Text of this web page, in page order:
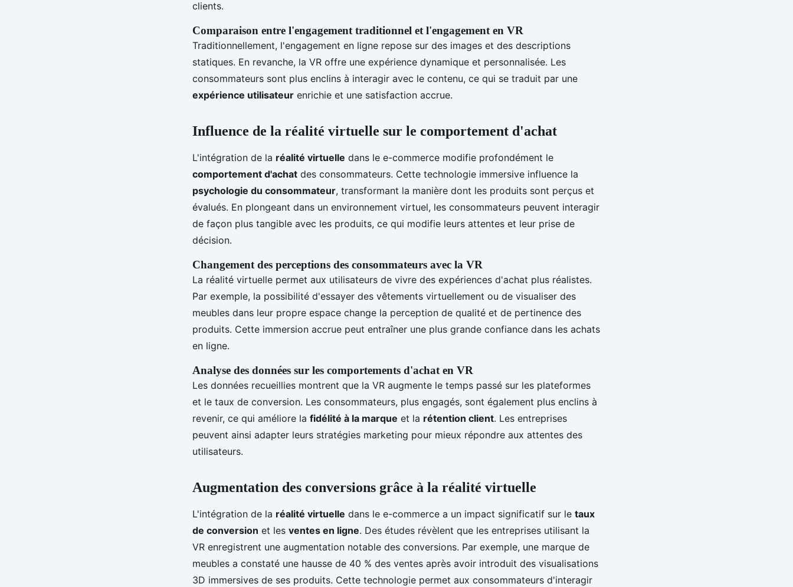
clients.
Comparaison entre l'engagement traditionnel et l'engagement en VR
Traditionnellement, l'engagement en ligne repose sur des images et des descriptions
statiques. En revanche, la VR offre une expérience dynamique et personnalisée. Les
consommateurs sont plus enclins à interagir avec le contenu, ce qui se traduit par une
expérience utilisateur enrichie et une satisfaction accrue.
Influence de la réalité virtuelle sur le comportement d'achat
L'intégration de la réalité virtuelle dans le e-commerce modifie profondément le
comportement d'achat des consommateurs. Cette technologie immersive influence la
psychologie du consommateur, transformant la manière dont les produits sont perçus et
évalués. En plongeant dans un environnement virtuel, les consommateurs peuvent interagir
de façon plus tangible avec les produits, ce qui modifie leurs attentes et leur prise de
décision.
Changement des perceptions des consommateurs avec la VR
La réalité virtuelle permet aux utilisateurs de vivre des expériences d'achat plus réalistes.
Par exemple, la possibilité d'essayer des vêtements virtuellement ou de visualiser des
meubles dans leur propre espace change la perception de qualité et de pertinence des
produits. Cette immersion accrue peut entraîner une plus grande confiance dans les achats
en ligne.
Analyse des données sur les comportements d'achat en VR
Les données recueillies montrent que la VR augmente le temps passé sur les plateformes
et le taux de conversion. Les consommateurs, plus engagés, sont également plus enclins à
revenir, ce qui améliore la fidélité à la marque et la rétention client. Les entreprises
peuvent ainsi adapter leurs stratégies marketing pour mieux répondre aux attentes des
utilisateurs.
Augmentation des conversions grâce à la réalité virtuelle
L'intégration de la réalité virtuelle dans le e-commerce a un impact significatif sur le taux
de conversion et les ventes en ligne. Des études révèlent que les entreprises utilisant la
VR enregistrent une augmentation notable des conversions. Par exemple, une marque de
meubles a constaté une hausse de 40 % des ventes après avoir introduit des visualisations
3D immersives de ses produits. Cette technologie permet aux consommateurs d'interagir